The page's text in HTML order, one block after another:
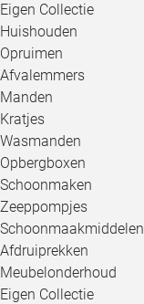
Eigen Collectie
Huishouden
Opruimen
Afvalemmers
Manden
Kratjes
Wasmanden
Opbergboxen
Schoonmaken
Zeeppompjes
Schoonmaakmiddelen
Afdruiprekken
Meubelonderhoud
Eigen Collectie